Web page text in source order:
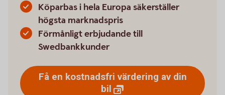
Köparbas i hela Europa säkerställer
högsta marknadspris
Förmånligt erbjudande till
Swedbankkunder
Få en kostnadsfri värdering av din
bil